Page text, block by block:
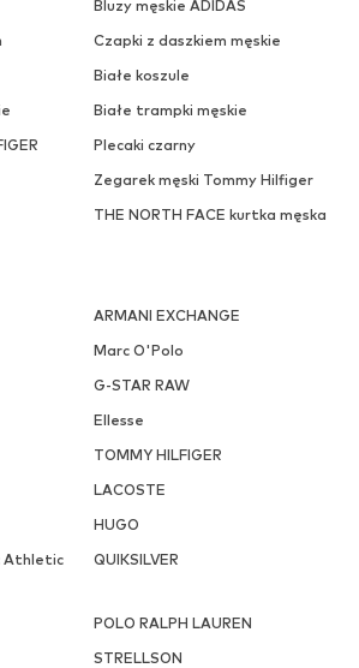
Bluzy męskie ADIDAS
Czapki z daszkiem męskie
Białe koszule
Białe trampki męskie
Plecaki czarny
Zegarek męski Tommy Hilfiger
THE NORTH FACE kurtka męska
ARMANI EXCHANGE
Marc O'Polo
G-STAR RAW
Ellesse
TOMMY HILFIGER
LACOSTE
HUGO
Athletic
QUIKSILVER
POLO RALPH LAUREN
STRELLSON